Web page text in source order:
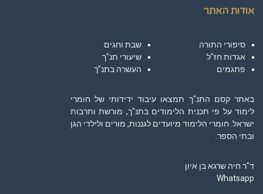
אודות האתר
סיפורי התורה
אגדות חז"ל
פתגמים
שבת וחגים
שיעורי תנ"ך
העשרה בתנ”ך
באתר קסם התנ"ך תמצאו עיבוד ידידותי של חומרי
לימוד על פי תכנית הלימודים בתנ"ך, מורשת ותרבות
ישראל. חומרי הלימוד מיועדים לגננות, מורים ולילדי הגן
ובתי הספר.
ד"ר חיה שרגא בן איון
Whatsapp